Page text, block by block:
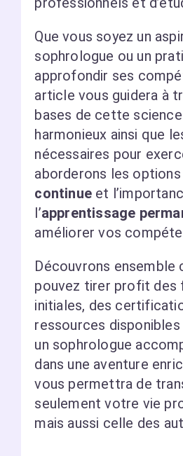
Que vous soyez un
sophrologue ou un
approfondir ses
article vous guidera à
bases de cette science
harmonieux ainsi que
nécessaires pour
aborderons les options
continue et
l’apprentissage
améliorer vos
Découvrons ensemble
pouvez tirer profit des
initiales, des
ressources
un sophrologue
dans une aventure
vous permettra de
seulement votre vie
mais aussi celle des